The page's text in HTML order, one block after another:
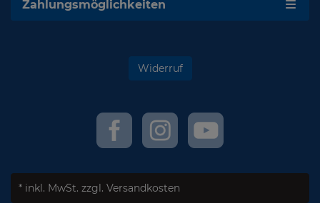
Zahlungsmöglichkeiten
Widerruf
* inkl. MwSt. zzgl. Versandkosten